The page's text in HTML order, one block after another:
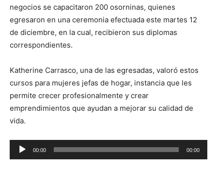
negocios se capacitaron 200 osorninas, quienes
egresaron en una ceremonia efectuada este martes 12
de diciembre, en la cual, recibieron sus diplomas
correspondientes.
Katherine Carrasco, una de las egresadas, valoró estos
cursos para mujeres jefas de hogar, instancia que les
permite crecer profesionalmente y crear
emprendimientos que ayudan a mejorar su calidad de
vida.
Reproductor
de
00:00 00:00